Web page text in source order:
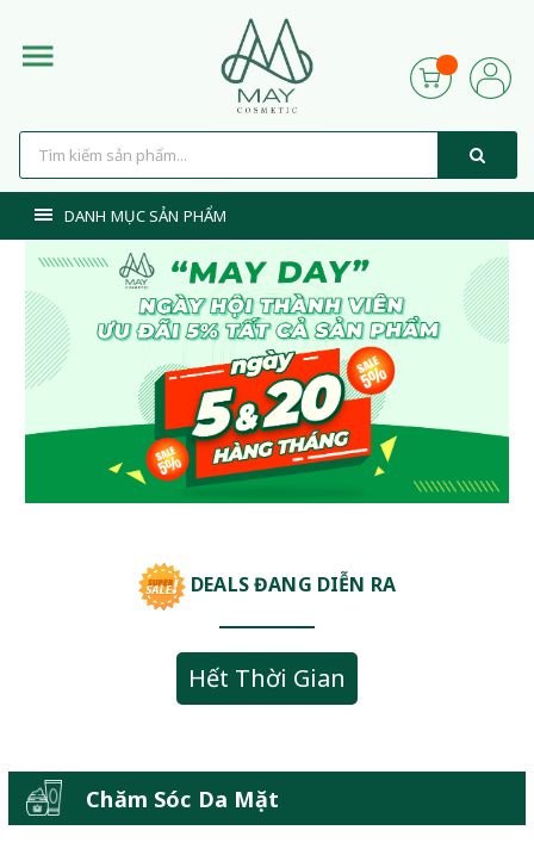
DANH MỤC SẢN PHẨM
DEALS ĐANG DIỄN RA
Hết Thời Gian
Chăm Sóc Da Mặt